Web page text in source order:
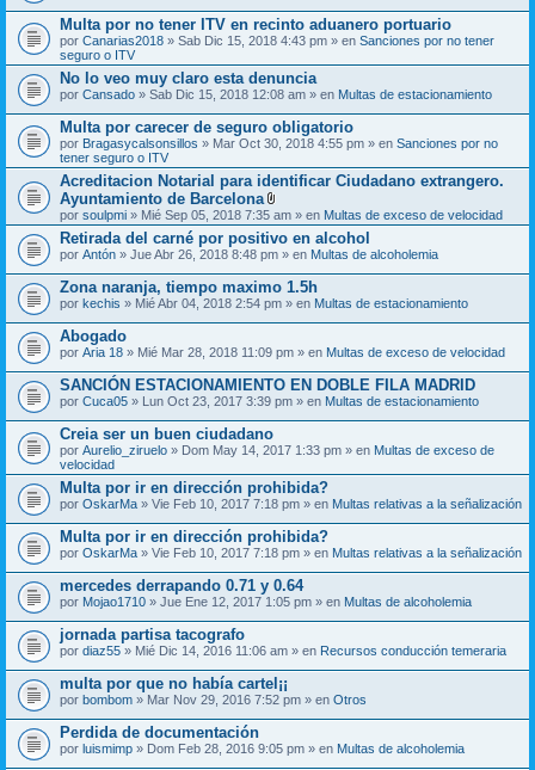
Multa por no tener ITV en recinto aduanero portuario
por Canarias2018 » Sab Dic 15, 2018 4:43 pm » en Sanciones por no tener
seguro o ITV
No lo veo muy claro esta denuncia
por Cansado » Sab Dic 15, 2018 12:08 am » en Multas de estacionamiento
Multa por carecer de seguro obligatorio
por Bragasycalsonsillos » Mar Oct 30, 2018 4:55 pm » en Sanciones por no
tener seguro o ITV
Acreditacion Notarial para identificar Ciudadano extrangero.
Ayuntamiento de Barcelona
A
d
j
u
t
o
(
s
por soulpmi » Mié Sep 05, 2018 7:35 am » en Multas de exceso de velocidad
Retirada del carné por positivo en alcohol
por Antón » Jue Abr 26, 2018 8:48 pm » en Multas de alcoholemia
Zona naranja, tiempo maximo 1.5h
por kechis » Mié Abr 04, 2018 2:54 pm » en Multas de estacionamiento
Abogado
por Aria 18 » Mié Mar 28, 2018 11:09 pm » en Multas de exceso de velocidad
SANCIÓN ESTACIONAMIENTO EN DOBLE FILA MADRID
por Cuca05 » Lun Oct 23, 2017 3:39 pm » en Multas de estacionamiento
Creia ser un buen ciudadano
por Aurelio_ziruelo » Dom May 14, 2017 1:33 pm » en Multas de exceso de
velocidad
Multa por ir en dirección prohibida?
por OskarMa » Vie Feb 10, 2017 7:18 pm » en Multas relativas a la señalización
Multa por ir en dirección prohibida?
por OskarMa » Vie Feb 10, 2017 7:18 pm » en Multas relativas a la señalización
mercedes derrapando 0.71 y 0.64
por Mojao1710 » Jue Ene 12, 2017 1:05 pm » en Multas de alcoholemia
jornada partisa tacografo
por diaz55 » Mié Dic 14, 2016 11:06 am » en Recursos conducción temeraria
multa por que no había cartel¡¡
por bombom » Mar Nov 29, 2016 7:52 pm » en Otros
Perdida de documentación
por luismimp » Dom Feb 28, 2016 9:05 pm » en Multas de alcoholemia